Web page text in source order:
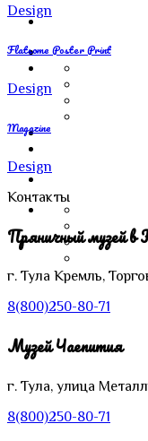
Design
Flatsome Poster Print
Design
Magazine
Design
Контакты
Пряничный музей в
г. Тула Кремль,
8(800)250-80-71
Музей Чаепития
г. Тула, улица
8(800)250-80-71